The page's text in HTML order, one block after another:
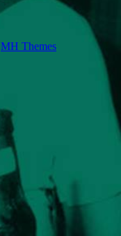
MH Themes